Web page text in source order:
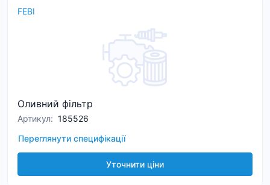
FEBI
Оливний фільтр
Артикул: 185526
Переглянути специфікації
Уточнити ціни